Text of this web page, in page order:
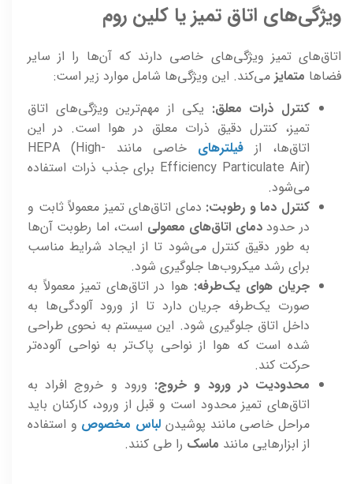
ویژگی‌های اتاق تمیز یا کلین روم
اتاق‌های تمیز ویژگی‌های خاصی دارند که آن‌ها را از سایر
فضاها متمایز می‌کند. این ویژگی‌ها شامل موارد زیر است:
کنترل ذرات معلق: یکی از مهم‌ترین ویژگی‌های اتاق
تمیز، کنترل دقیق ذرات معلق در هوا است. در این
اتاق‌ها، از فیلترهای
خاصی مانند HEPA (High-
Efficiency Particulate Air) برای جذب ذرات استفاده
می‌شود.
کنترل دما و رطوبت: دمای اتاق‌های تمیز معمولاً ثابت و
در حدود دمای اتاق‌های معمولی است، اما رطوبت آن‌ها
به طور دقیق کنترل می‌شود تا از ایجاد شرایط مناسب
برای رشد میکروب‌ها جلوگیری شود.
جریان هوای یک‌طرفه: هوا در اتاق‌های تمیز معمولاً به
صورت یک‌طرفه جریان دارد تا از ورود آلودگی‌ها به
داخل اتاق جلوگیری شود. این سیستم به نحوی طراحی
شده است که هوا از نواحی پاک‌تر به نواحی آلوده‌تر
حرکت کند.
محدودیت در ورود و خروج: ورود و خروج افراد به
اتاق‌های تمیز محدود است و قبل از ورود، کارکنان باید
مراحل خاصی مانند پوشیدن لباس مخصوص و استفاده
از ابزارهایی مانند ماسک را طی کنند.